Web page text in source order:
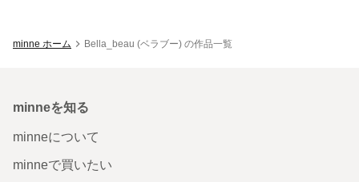
minne ホーム Bella_beau (ベラブー) の作品一覧
minneを知る
minneについて
minneで買いたい